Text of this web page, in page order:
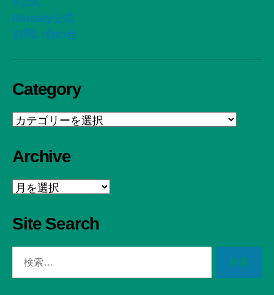
Bluesky公式
お問い合わせ
Category
Category
Archive
Archive
Site Search